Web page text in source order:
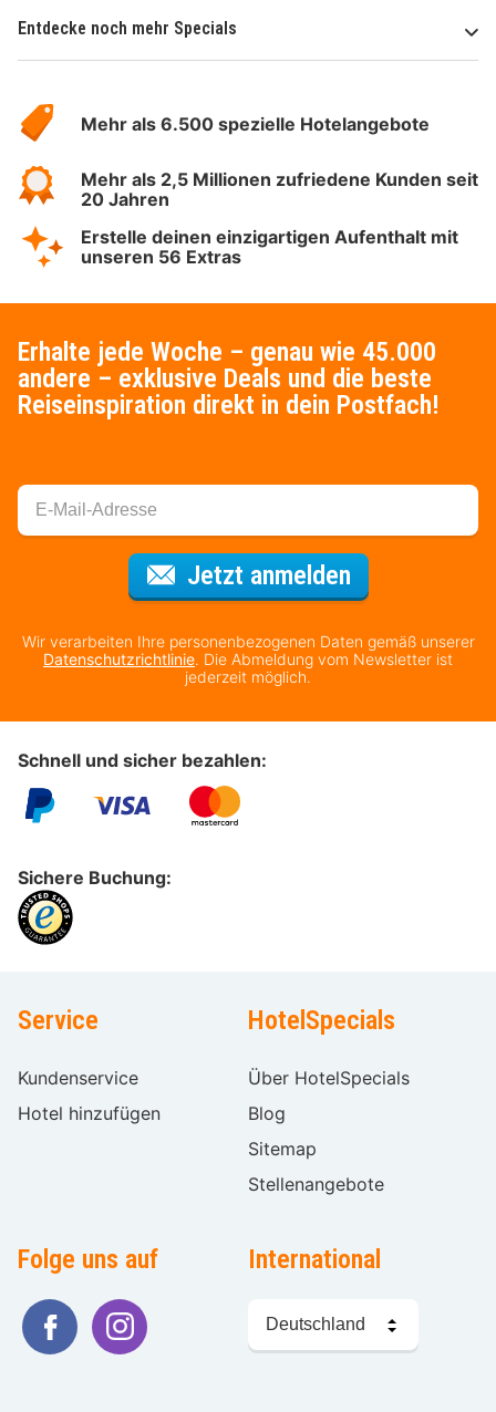
Entdecke noch mehr Specials
Hotelspecials
Mehr als 6.500 spezielle Hotelangebote
Mehr als 2,5 Millionen zufriedene Kunden seit
20 Jahren
Erstelle deinen einzigartigen Aufenthalt mit
unseren 56 Extras
Erhalte jede Woche – genau wie 45.000
andere – exklusive Deals und die beste
Reiseinspiration direkt in dein Postfach!
Jetzt anmeldenFür den
Wir verarbeiten Ihre personenbezogenen Daten gemäß unserer
Datenschutzrichtlinie. Die Abmeldung vom Newsletter ist
jederzeit möglich.
Schnell und sicher bezahlen:
Sichere Buchung:
Service
Kundenservice
Hotel hinzufügen
HotelSpecials
Über HotelSpecials
Blog
Sitemap
Stellenangebote
Folge uns auf International
wählen